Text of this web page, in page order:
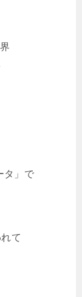
タ」で
て